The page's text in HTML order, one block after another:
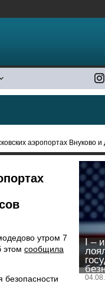
аэропортах Внуково и
утром 7
этом сообщила
безопасности
I –